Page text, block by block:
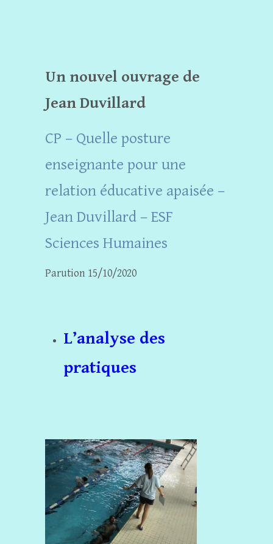
Un nouvel ouvrage de
Jean Duvillard
CP – Quelle posture
enseignante pour une
relation éducative apaisée –
Jean Duvillard – ESF
Sciences Humaines
Parution 15/10/2020
L’analyse des
pratiques